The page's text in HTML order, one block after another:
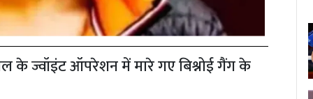
के ज्वॉइंट ऑपरेशन में मारे गए बिश्नोई गैंग के